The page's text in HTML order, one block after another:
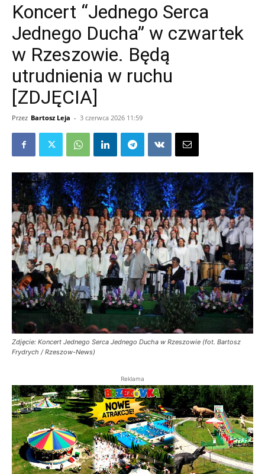
Koncert “Jednego Serca
Jednego Ducha” w czwartek
w Rzeszowie. Będą
utrudnienia w ruchu
[ZDJĘCIA]
Przez Bartosz Leja - 3 czerwca 2026 11:59
Zdjęcie: Koncert Jednego Serca Jednego Ducha w Rzeszowie (fot. Bartosz
Frydrych / Rzeszow-News)
Reklama